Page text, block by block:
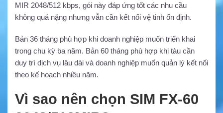
MIR 2048/512 kbps, gói này đáp ứng tốt các nhu cầu
không quá nặng nhưng vẫn cần kết nối vệ tinh ổn định.
Bản 36 tháng phù hợp khi doanh nghiệp muốn triển khai
trong chu kỳ ba năm. Bản 60 tháng phù hợp khi tàu cần
duy trì dịch vụ lâu dài và doanh nghiệp muốn quản lý kết nối
theo kế hoạch nhiều năm.
Vì sao nên chọn SIM FX-60